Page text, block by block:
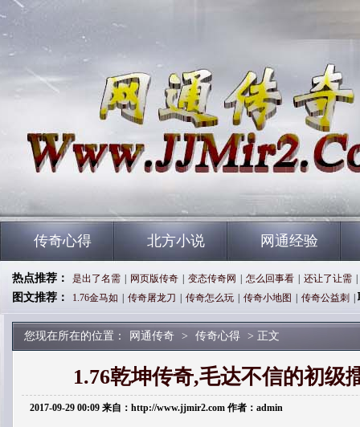
传奇心得 北方小说 网通经验
热点推荐： 是出了名需 网页版传奇 变态传奇网 怎么回事看 还让了让需
图文推荐： 1.76金马如 传奇屠龙刀 传奇怎么玩 传奇小地图 传奇公益刺
您现在所在的位置： 网通传奇 > 传奇心得 > 正文
1.76乾坤传奇,毛达不信的初级
2017-09-29 00:09 来自：http://www.jjmir2.com 作者：admin